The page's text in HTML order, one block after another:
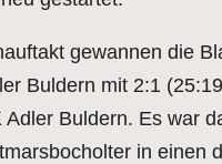
gewannen die
Buldern mit 2:1
Adler Buldern. Es war
in einen